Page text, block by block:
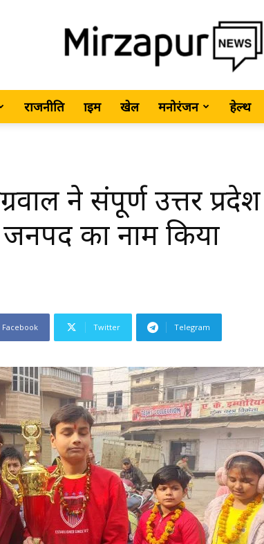
MirzapurNews.com
•
News,
Latest
राजनीति क्राइम खेल मनोरंजन हेल्थ
ने संपूर्ण उत्तर प्रदेश
का नाम किया
Facebook Twitter Telegram